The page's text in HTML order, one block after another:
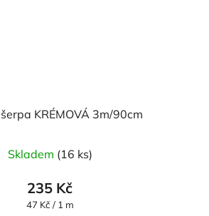
KRÉMOVÁ 3m/90cm
Skladem (16 ks)
235 Kč
Měrná
47 Kč / 1 m